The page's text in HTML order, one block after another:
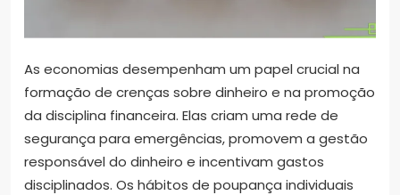
As economias desempenham um papel crucial na
formação de crenças sobre dinheiro e na promoção
da disciplina financeira. Elas criam uma rede de
segurança para emergências, promovem a gestão
responsável do dinheiro e incentivam gastos
disciplinados. Os hábitos de poupança individuais